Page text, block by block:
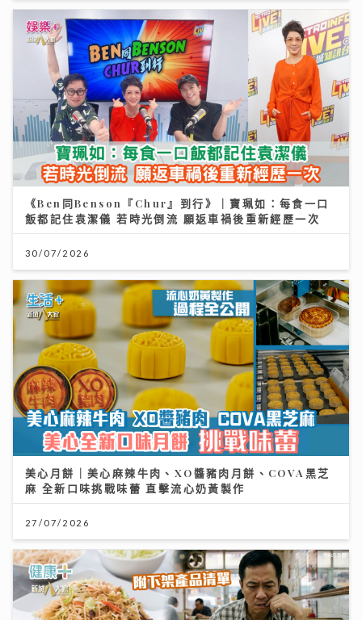
《Ben同Benson『Chur』到行》｜寶珮如：每食一口
飯都記住袁潔儀 若時光倒流 願返車禍後重新經歷一次
30/07/2026
美心月餅｜美心麻辣牛肉、XO醬豬肉月餅、COVA黑芝
麻 全新口味挑戰味蕾 直擊流心奶黃製作
27/07/2026